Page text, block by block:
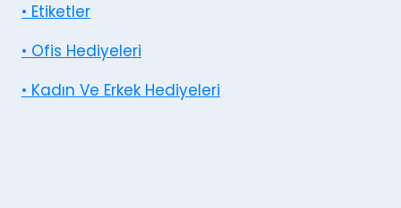
• Etiketler
• Ofis Hediyeleri
• Kadın Ve Erkek Hediyeleri